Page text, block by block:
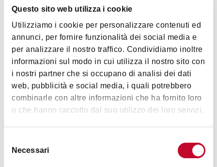
Questo sito web utilizza i cookie
Utilizziamo i cookie per personalizzare contenuti ed
annunci, per fornire funzionalità dei social media e
per analizzare il nostro traffico. Condividiamo inoltre
informazioni sul modo in cui utilizza il nostro sito con
i nostri partner che si occupano di analisi dei dati
web, pubblicità e social media, i quali potrebbero
combinarle con altre informazioni che ha fornito loro
o che hanno raccolto dal suo utilizzo dei loro servizi.
delNecessari
Ostelli